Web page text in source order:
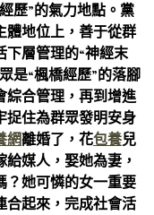
歷”的氣力地點。黨
體地位上，善于從群
下層管理的“神經末
是“楓橋經歷”的落腳
綜合管理，再到增進
捉住為群眾發明安身
網離婚了，花包養兒
媒人，娶她為妻，
？她可憐的女一重要
合起來，完成社會活